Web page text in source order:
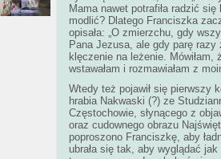
Mama nawet potrafiła radzić
modlić? Dlatego Franciszka
opisała: „O zmierzchu, gdy
Pana Jezusa, ale gdy parę
klęczenie na leżenie.
wstawałam i rozmawiałam z
Wtedy też pojawił się pierwszy
hrabia Nakwaski (?) ze
Częstochowie, słynącego z
oraz cudownego obrazu
poproszono Franciszkę, aby
ubrała się tak, aby wyglądać